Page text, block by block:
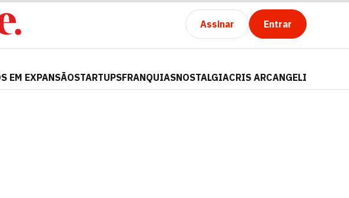
Assinar Entrar
EM EXPANSÃOSTARTUPSFRANQUIASNOSTALGIACRIS ARCANGELI